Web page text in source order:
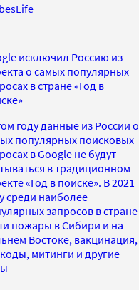
исключил Россию из
о самых популярных
в стране «Год в
году данные из России о
популярных поисковых
в Google не будут
в традиционном
«Год в поиске». В 2021
среди наиболее
запросов в стране
пожары в Сибири и на
Востоке, вакцинация,
митинги и другие